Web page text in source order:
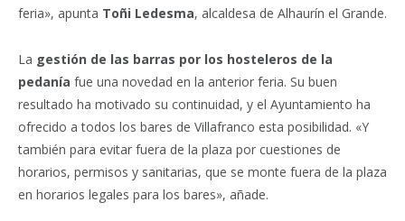
feria», apunta Toñi Ledesma, alcaldesa de Alhaurín el Grande.
La gestión de las barras por los hosteleros de la
pedanía fue una novedad en la anterior feria. Su buen
resultado ha motivado su continuidad, y el Ayuntamiento ha
ofrecido a todos los bares de Villafranco esta posibilidad. «Y
también para evitar fuera de la plaza por cuestiones de
horarios, permisos y sanitarias, que se monte fuera de la plaza
en horarios legales para los bares», añade.